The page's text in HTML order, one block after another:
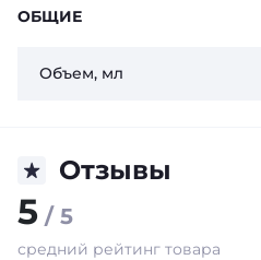
ОБЩИЕ
Объем, мл
Отзывы
5 / 5
средний рейтинг товара